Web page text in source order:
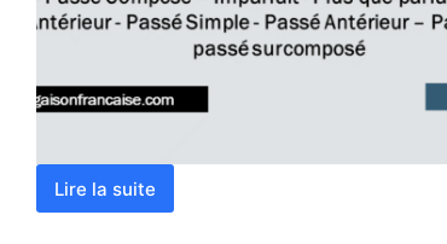
Lire la suite
Verbe